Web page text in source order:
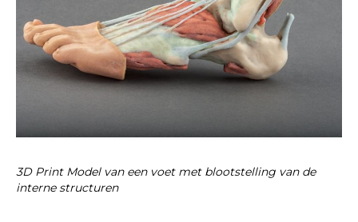
3D Print Model van een voet met blootstelling van de
interne structuren